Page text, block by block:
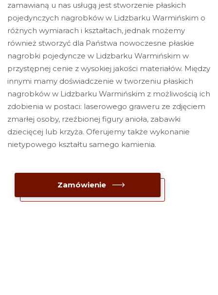
zamawianą u nas usługą jest stworzenie płaskich
pojedynczych nagrobków w Lidzbarku Warmińskim o
różnych wymiarach i kształtach, jednak możemy
również stworzyć dla Państwa nowoczesne płaskie
nagrobki pojedyncze w Lidzbarku Warmińskim w
przystępnej cenie z wysokiej jakości materiałów. Między
innymi mamy doświadczenie w tworzeniu płaskich
nagrobków w Lidzbarku Warmińskim z możliwością ich
zdobienia w postaci: laserowego graweru ze zdjęciem
zmarłej osoby, rzeźbionej figury anioła, zabawki
dziecięcej lub krzyża. Oferujemy także wykonanie
nietypowego kształtu samego kamienia.
Zamówienie